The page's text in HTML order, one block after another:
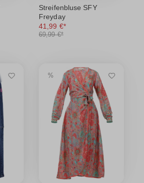
Streifenbluse SFY
Freyday
41,99 €*
69,99 €*